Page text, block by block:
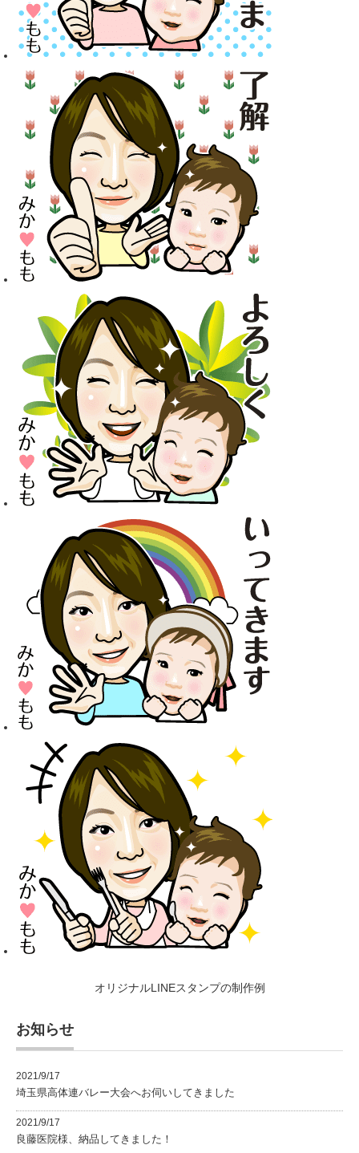
オリジナルLINEスタンプの制作例
お知らせ
2021/9/17
埼玉県高体連バレー大会へお伺いしてきました
2021/9/17
良藤医院様、納品してきました！